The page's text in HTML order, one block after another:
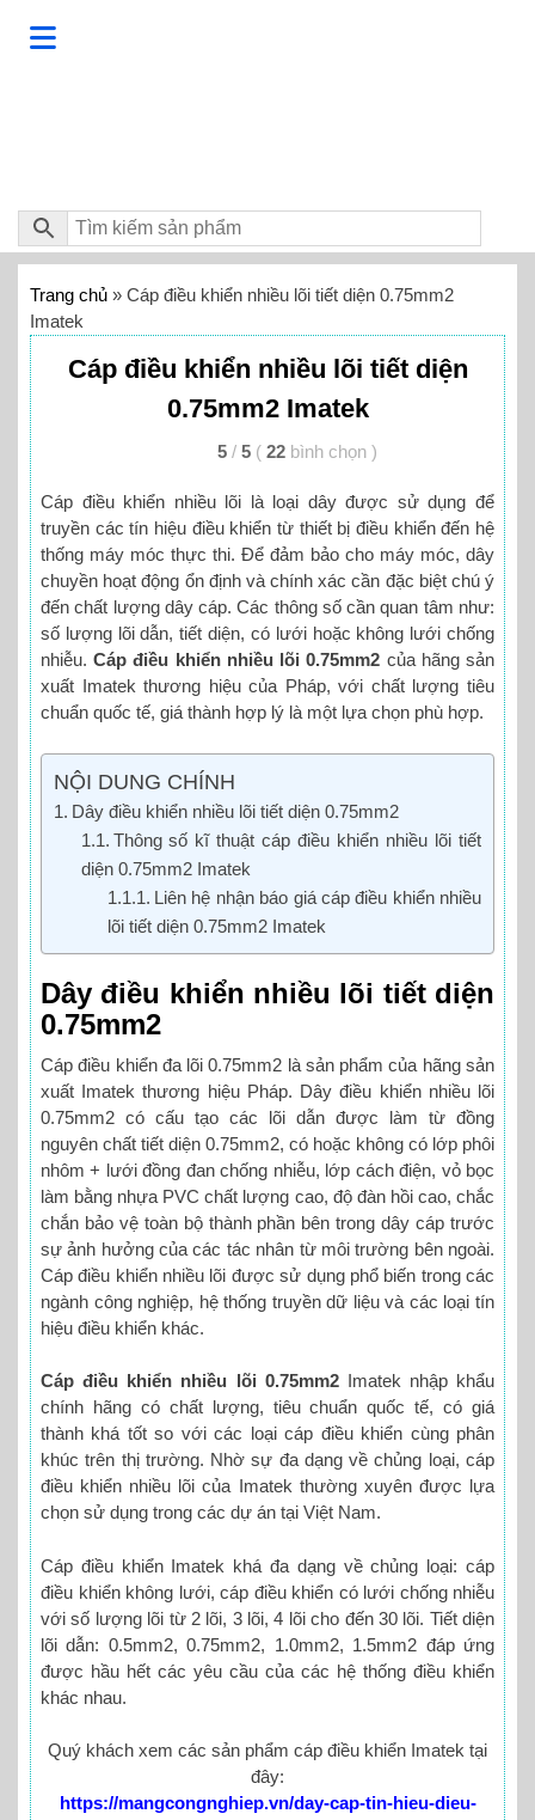
Trang chủ » Cáp điều khiển nhiều lõi tiết diện 0.75mm2
Imatek
Cáp điều khiển nhiều lõi tiết diện
0.75mm2 Imatek
5 / 5 ( 22 bình chọn )
Cáp điều khiển nhiều lõi là loại dây được sử dụng để
truyền các tín hiệu điều khiển từ thiết bị điều khiển đến hệ
thống máy móc thực thi. Để đảm bảo cho máy móc, dây
chuyền hoạt động ổn định và chính xác cần đặc biệt chú ý
đến chất lượng dây cáp. Các thông số cần quan tâm như:
số lượng lõi dẫn, tiết diện, có lưới hoặc không lưới chống
nhiễu.Cáp điều khiển nhiều lõi 0.75mm2 của hãng sản
xuất Imatek thương hiệu của Pháp, với chất lượng tiêu
chuẩn quốc tế, giá thành hợp lý là một lựa chọn phù hợp.
NỘI DUNG CHÍNH
Dây điều khiển nhiều lõi tiết diện 0.75mm2
Thông số kĩ thuật cáp điều khiển nhiều lõi tiết
diện 0.75mm2 Imatek
Liên hệ nhận báo giá cáp điều khiển nhiều
lõi tiết diện 0.75mm2 Imatek
Dây điều khiển nhiều lõi tiết diện
0.75mm2
Cáp điều khiển đa lõi 0.75mm2 là sản phẩm của hãng sản
xuất Imatek thương hiệu Pháp. Dây điều khiển nhiều lõi
0.75mm2 có cấu tạo các lõi dẫn được làm từ đồng
nguyên chất tiết diện 0.75mm2, có hoặc không có lớp phôi
nhôm + lưới đồng đan chống nhiễu, lớp cách điện, vỏ bọc
làm bằng nhựa PVC chất lượng cao, độ đàn hồi cao, chắc
chắn bảo vệ toàn bộ thành phần bên trong dây cáp trước
sự ảnh hưởng của các tác nhân từ môi trường bên ngoài.
Cáp điều khiển nhiều lõi được sử dụng phổ biến trong các
ngành công nghiệp, hệ thống truyền dữ liệu và các loại tín
hiệu điều khiển khác.
Cáp điều khiển nhiều lõi 0.75mm2Imatek nhập khẩu
chính hãng có chất lượng, tiêu chuẩn quốc tế, có giá
thành khá tốt so với các loại cáp điều khiển cùng phân
khúc trên thị trường. Nhờ sự đa dạng về chủng loại, cáp
điều khiển nhiều lõi của Imatek thường xuyên được lựa
chọn sử dụng trong các dự án tại Việt Nam.
Cáp điều khiển Imatek khá đa dạng về chủng loại: cáp
điều khiển không lưới, cáp điều khiển có lưới chống nhiễu
với số lượng lõi từ 2 lõi, 3 lõi, 4 lõi cho đến 30 lõi. Tiết diện
lõi dẫn: 0.5mm2, 0.75mm2, 1.0mm2, 1.5mm2 đáp ứng
được hầu hết các yêu cầu của các hệ thống điều khiển
khác nhau.
Quý khách xem các sản phẩm cáp điều khiển Imatek tại
đây:
https://mangcongnghiep.vn/day-cap-tin-hieu-dieu-